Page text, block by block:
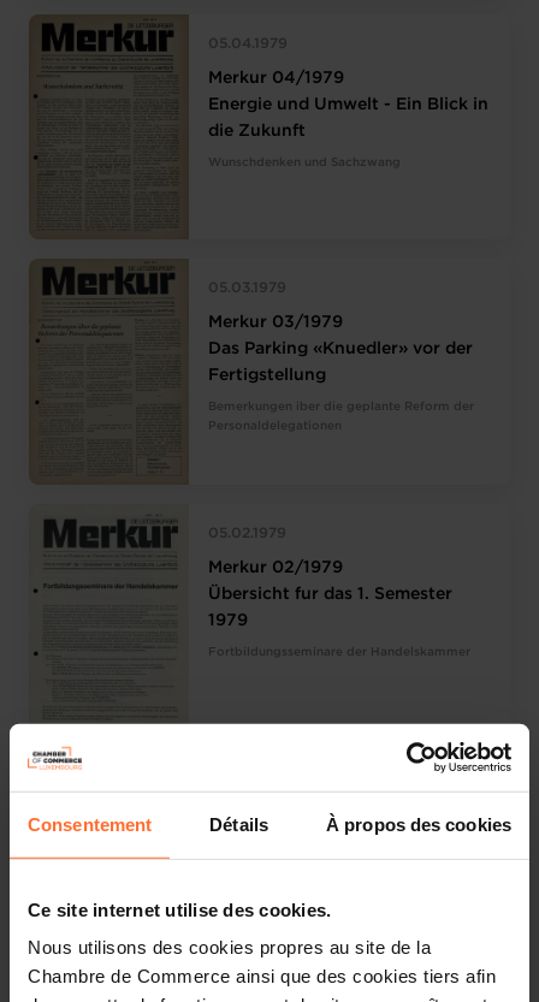
Consentement Détails À propos des cookies
Ce site internet utilise des cookies.
Nous utilisons des cookies propres au site de la
Chambre de Commerce ainsi que des cookies tiers afin
05.04.1979
Merkur 04/1979
Energie und Umwelt - Ein Blick in
die Zukunft
Wunschdenken und Sachzwang
05.03.1979
Merkur 03/1979
Das Parking «Knuedler» vor der
Fertigstellung
Bemerkungen iber die geplante Reform der
Personaldelegationen
05.02.1979
Merkur 02/1979
Übersicht fur das 1. Semester
1979
Fortbildungsseminare der Handelskammer
Merkur 01/1979
Aussenhandels